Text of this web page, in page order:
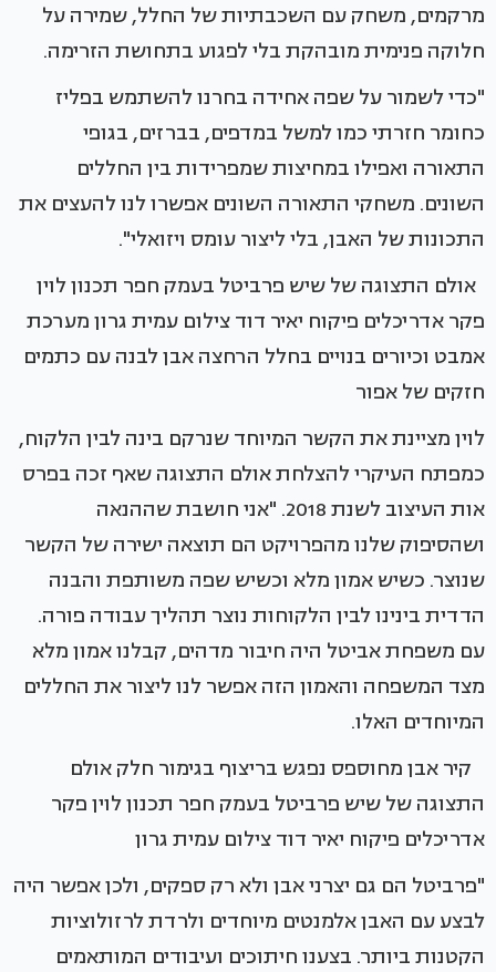
מרקמים, משחק עם השכבתיות של החלל, שמירה על
חלוקה פנימית מובהקת בלי לפגוע בתחושת הזרימה.
"כדי לשמור על שפה אחידה בחרנו להשתמש בפליז
כחומר חזרתי כמו למשל במדפים, בברזים, בגופי
התאורה ואפילו במחיצות שמפרידות בין החללים
השונים. משחקי התאורה השונים אפשרו לנו להעצים את
התכונות של האבן, בלי ליצור עומס ויזואלי".
אולם התצוגה של שיש פרביטל בעמק חפר תכנון לוין
פקר אדריכלים פיקוח יאיר דוד צילום עמית גרון מערכת
אמבט וכיורים בנויים בחלל הרחצה אבן לבנה עם כתמים
חזקים של אפור
לוין מציינת את הקשר המיוחד שנרקם בינה לבין הלקוח,
כמפתח העיקרי להצלחת אולם התצוגה שאף זכה בפרס
אות העיצוב לשנת 2018. "אני חושבת שההנאה
ושהסיפוק שלנו מהפרויקט הם תוצאה ישירה של הקשר
שנוצר. כשיש אמון מלא וכשיש שפה משותפת והבנה
הדדית בינינו לבין הלקוחות נוצר תהליך עבודה פורה.
עם משפחת אביטל היה חיבור מדהים, קבלנו אמון מלא
מצד המשפחה והאמון הזה אפשר לנו ליצור את החללים
המיוחדים האלו.
קיר אבן מחוספס נפגש בריצוף בגימור חלק אולם
התצוגה של שיש פרביטל בעמק חפר תכנון לוין פקר
אדריכלים פיקוח יאיר דוד צילום עמית גרון
"פרביטל הם גם יצרני אבן ולא רק ספקים, ולכן אפשר היה
לבצע עם האבן אלמנטים מיוחדים ולרדת לרזולוציות
הקטנות ביותר. בצענו חיתוכים ועיבודים המותאמים